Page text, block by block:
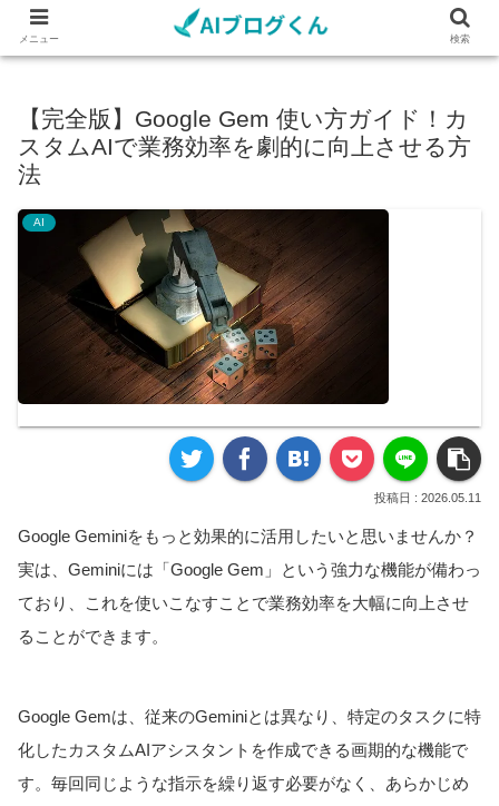
【完全版】Google Gem 使い方ガイド！カ
スタムAIで業務効率を劇的に向上させる方
法
AI
2026.05.11
Google Geminiをもっと効果的に活用したいと思いませんか？
実は、Geminiには「Google Gem」という強力な機能が備わっ
ており、これを使いこなすことで業務効率を大幅に向上させ
ることができます。
Google Gemは、従来のGeminiとは異なり、特定のタスクに特
化したカスタムAIアシスタントを作成できる画期的な機能で
す。毎回同じような指示を繰り返す必要がなく、あらかじめ
メニュー 検索